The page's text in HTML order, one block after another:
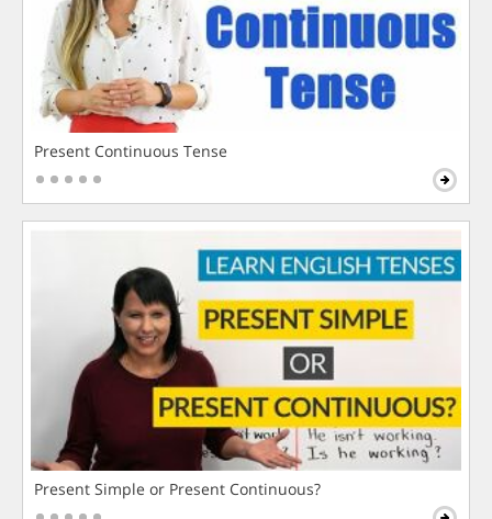
Present Continuous Tense
Present Simple or Present Continuous?